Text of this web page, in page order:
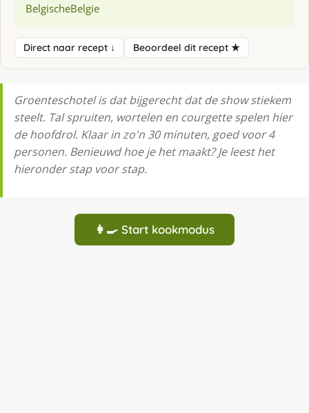
BelgischeBelgie
Direct naar recept ↓ Beoordeel dit recept ★
Groenteschotel is dat bijgerecht dat de show stiekem
steelt. Tal spruiten, wortelen en courgette spelen hier
de hoofdrol. Klaar in zo'n 30 minuten, goed voor 4
personen. Benieuwd hoe je het maakt? Je leest het
hieronder stap voor stap.
👩‍🍳 Start kookmodus